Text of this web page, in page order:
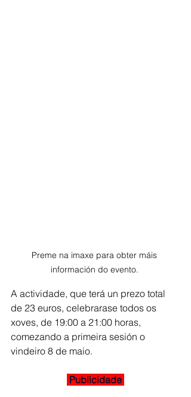
Preme na imaxe para obter máis
información do evento.
A actividade, que terá un prezo total
de 23 euros, celebrarase todos os
xoves, de 19:00 a 21:00 horas,
comezando a primeira sesión o
vindeiro 8 de maio.
Publicidade